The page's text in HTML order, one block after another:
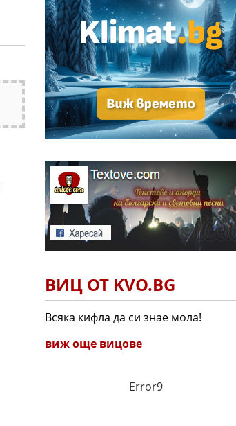
ВИЦ ОТ KVO.BG
Всяка кифла да си знае мола!
виж още вицове
Error9